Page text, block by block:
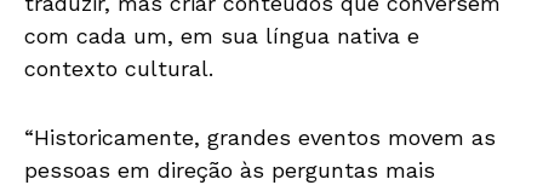
com cada um, em sua língua nativa e
contexto cultural.
“Historicamente, grandes eventos movem as
pessoas em direção às perguntas mais